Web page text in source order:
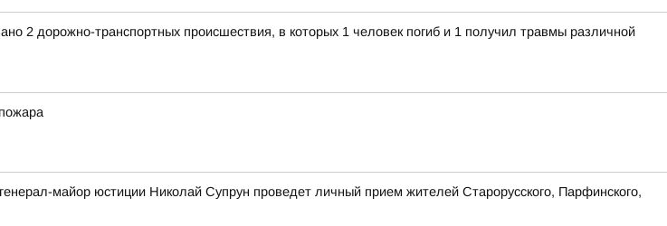
2 дорожно-транспортных происшествия, в которых 1 человек погиб и 1 получил травмы различной
майор юстиции Николай Супрун проведет личный прием жителей Старорусского, Парфинского,